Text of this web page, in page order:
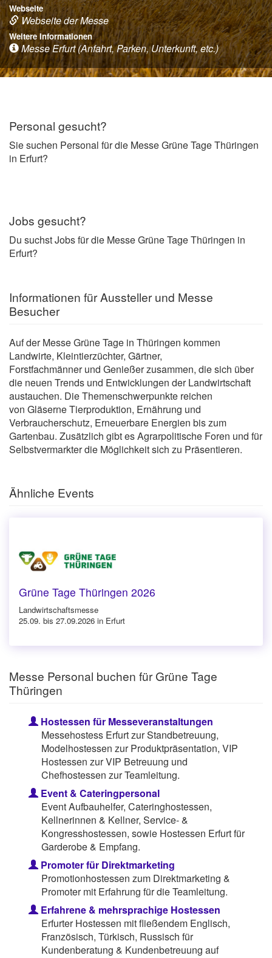
Webseite
Webseite der Messe
Weitere Informationen
Messe Erfurt (Anfahrt, Parken, Unterkunft, etc.)
Personal gesucht?
Sie suchen Personal für die Messe Grüne Tage Thüringen
in Erfurt?
Jobs gesucht?
Du suchst Jobs für die Messe Grüne Tage Thüringen in
Erfurt?
Informationen für Aussteller und Messe
Besucher
Auf der Messe Grüne Tage in Thüringen kommen
Landwirte, Kleintierzüchter, Gärtner,
Forstfachmänner und Genießer zusammen, die sich über
die neuen Trends und Entwicklungen der Landwirtschaft
austauchen. Die Themenschwerpunkte reichen
von Gläserne Tierproduktion, Ernährung und
Verbraucherschutz, Erneuerbare Energien bis zum
Gartenbau. Zusätzlich gibt es Agrarpolitische Foren und für
Selbstvermarkter die Möglichkeit sich zu Präsentieren.
Ähnliche Events
Grüne Tage Thüringen 2026
Landwirtschaftsmesse
25.09. bis 27.09.2026 in Erfurt
Messe Personal buchen für Grüne Tage
Thüringen
Hostessen für Messeveranstaltungen
Messehostess Erfurt zur Standbetreuung,
Modelhostessen zur Produktpräsentation, VIP
Hostessen zur VIP Betreuung und
Chefhostessen zur Teamleitung.
Event & Cateringpersonal
Event Aufbauhelfer, Cateringhostessen,
Kellnerinnen & Kellner, Service- &
Kongresshostessen, sowie Hostessen Erfurt für
Garderobe & Empfang.
Promoter für Direktmarketing
Promotionhostessen zum Direktmarketing &
Promoter mit Erfahrung für die Teamleitung.
Erfahrene & mehrsprachige Hostessen
Erfurter Hostessen mit fließendem Englisch,
Französisch, Türkisch, Russisch für
Kundenberatung & Kundenbetreuung auf